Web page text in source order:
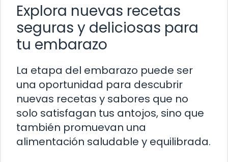
Explora nuevas recetas
seguras y deliciosas para
tu embarazo
La etapa del embarazo puede ser
una oportunidad para descubrir
nuevas recetas y sabores que no
solo satisfagan tus antojos, sino que
también promuevan una
alimentación saludable y equilibrada.